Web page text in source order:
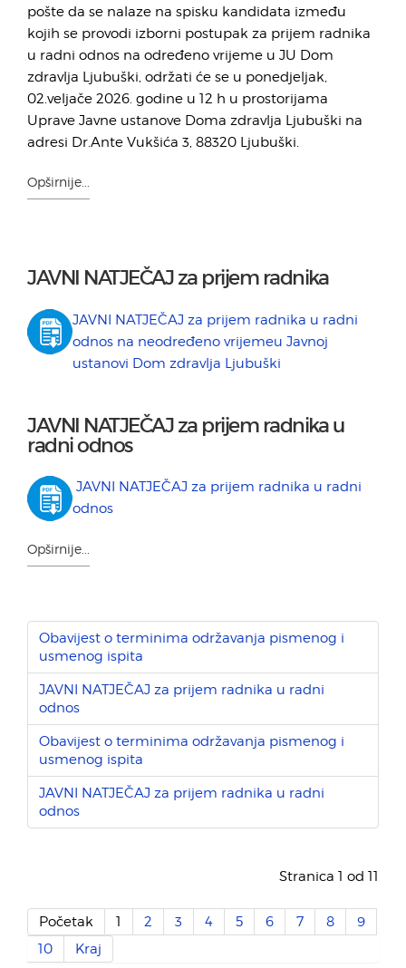
pošte da se nalaze na spisku kandidata između
kojih se provodi izborni postupak za prijem radnika
u radni odnos na određeno vrijeme u JU Dom
zdravlja Ljubuški, održati će se u ponedjeljak,
02.veljače 2026. godine u 12 h u prostorijama
Uprave Javne ustanove Doma zdravlja Ljubuški na
adresi Dr.Ante Vukšića 3, 88320 Ljubuški.
Opširnije...
JAVNI NATJEČAJ za prijem radnika
JAVNI NATJEČAJ za prijem radnika u radni
odnos na neodređeno vrijemeu Javnoj
ustanovi Dom zdravlja Ljubuški
JAVNI NATJEČAJ za prijem radnika u
radni odnos
JAVNI NATJEČAJ za prijem radnika u radni
odnos
Opširnije...
Obavijest o terminima održavanja pismenog i
usmenog ispita
JAVNI NATJEČAJ za prijem radnika u radni
odnos
Obavijest o terminima održavanja pismenog i
usmenog ispita
JAVNI NATJEČAJ za prijem radnika u radni
odnos
Stranica 1 od 11
Početak 1 2 3 4 5 6 7 8
9
10
Kraj